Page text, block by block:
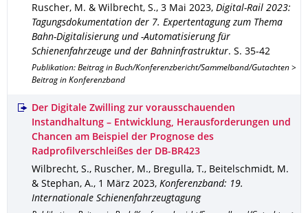
Ruscher, M. & Wilbrecht, S., 3 Mai 2023, Digital-Rail 2023:
Tagungsdokumentation der 7. Expertentagung zum Thema
Bahn-Digitalisierung und -Automatisierung für
Schienenfahrzeuge und der Bahninfrastruktur. S. 35-42
Publikation: Beitrag in Buch/Konferenzbericht/Sammelband/Gutachten >
Beitrag in Konferenzband
Der Digitale Zwilling zur vorausschauenden
Instandhaltung – Entwicklung, Herausforderungen und
Chancen am Beispiel der Prognose des
Radprofilverschleißes der DB-BR423
Wilbrecht, S., Ruscher, M., Bregulla, T., Beitelschmidt, M.
& Stephan, A., 1 März 2023, Konferenzband: 19.
Internationale Schienenfahrzeugtagung